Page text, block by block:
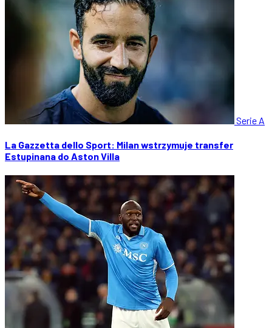
Serie A
La Gazzetta dello Sport: Milan wstrzymuje transfer
Estupinana do Aston Villa